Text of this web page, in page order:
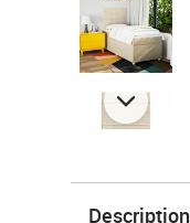
Description